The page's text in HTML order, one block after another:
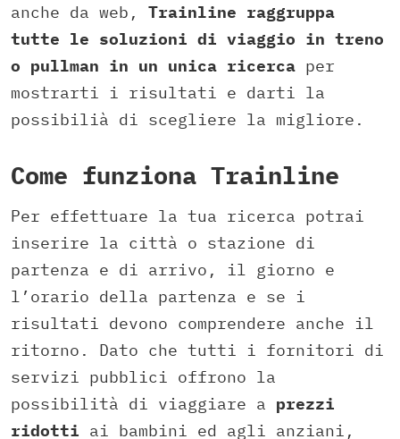
anche da web, Trainline raggruppa
tutte le soluzioni di viaggio in treno
o pullman in un unica ricerca per
mostrarti i risultati e darti la
possibilià di scegliere la migliore.
Come funziona Trainline
Per effettuare la tua ricerca potrai
inserire la città o stazione di
partenza e di arrivo, il giorno e
l’orario della partenza e se i
risultati devono comprendere anche il
ritorno. Dato che tutti i fornitori di
servizi pubblici offrono la
possibilità di viaggiare a prezzi
ridotti ai bambini ed agli anziani,